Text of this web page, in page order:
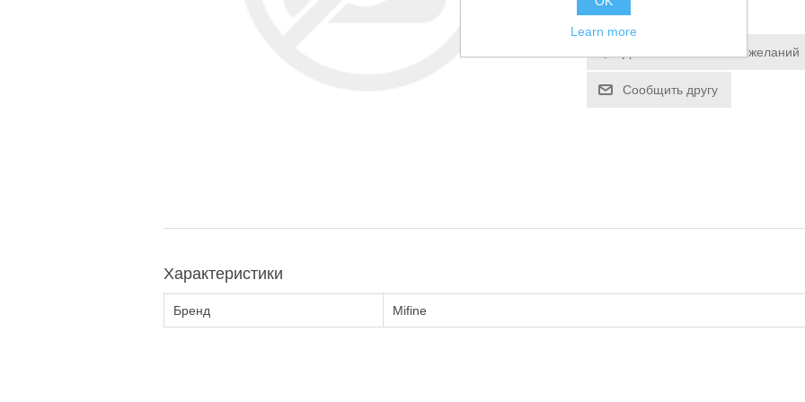
Добавить в список пожеланий
Сообщить другу
Характеристики
Бренд Mifine
Learn more